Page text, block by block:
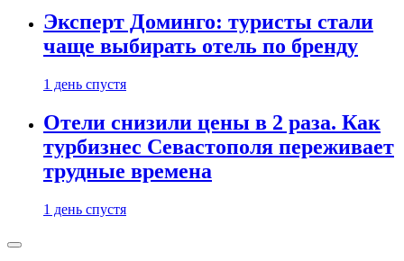
Эксперт Доминго: туристы стали
чаще выбирать отель по бренду
1 день спустя
Отели снизили цены в 2 раза. Как
турбизнес Севастополя переживает
трудные времена
1 день спустя